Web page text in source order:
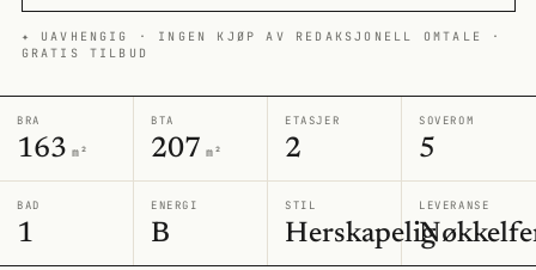
✦ UAVHENGIG · INGEN KJØP AV REDAKSJONELL OMTALE ·
GRATIS TILBUD
BRA
163 m²
BTA
207 m²
ETASJER
2
SOVEROM
5
BAD
1
ENERGI
B
STIL
Herskapelig
LEVERANSE